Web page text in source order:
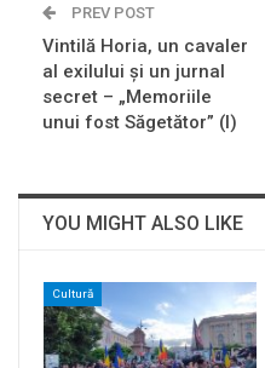
PREV POST
Vintilă Horia, un cavaler
al exilului şi un jurnal
secret – „Memoriile
unui fost Săgetător” (I)
YOU MIGHT ALSO LIKE
Cultură